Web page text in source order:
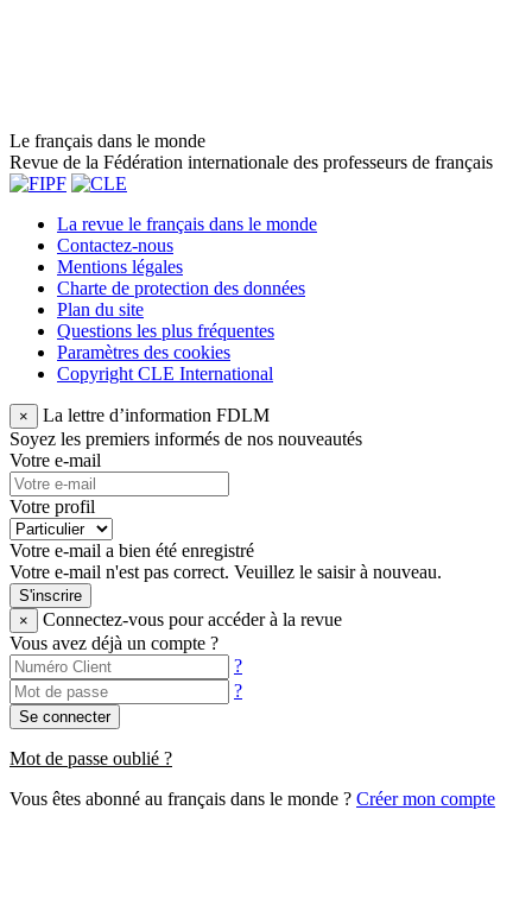
Le français dans le monde
Revue de la Fédération internationale des professeurs de français
La revue le français dans le monde
Contactez-nous
Mentions légales
Charte de protection des données
Plan du site
Questions les plus fréquentes
Paramètres des cookies
Copyright CLE International
×
La lettre d’information FDLM
Soyez les premiers informés de nos nouveautés
Votre e-mail
Votre profil
Votre e-mail a bien été enregistré
Votre e-mail n'est pas correct. Veuillez le saisir à nouveau.
S'inscrire
×
Connectez-vous pour accéder à la revue
Vous avez déjà un compte ?
?
?
Se connecter
Mot de passe oublié ?
Vous êtes abonné au français dans le monde ? Créer mon compte